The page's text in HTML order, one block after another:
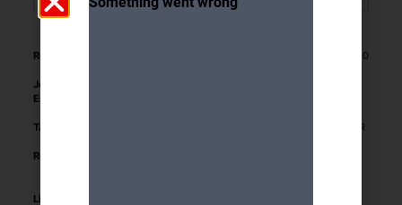
Rendez-vous :
Gare Cornavin, devant les guichets CFF, 20
Jour et heure :
Encadrement :
Tarifs :
46.- CHF (repas et organisation) A REGLER
Remarques :
Limite de participants :